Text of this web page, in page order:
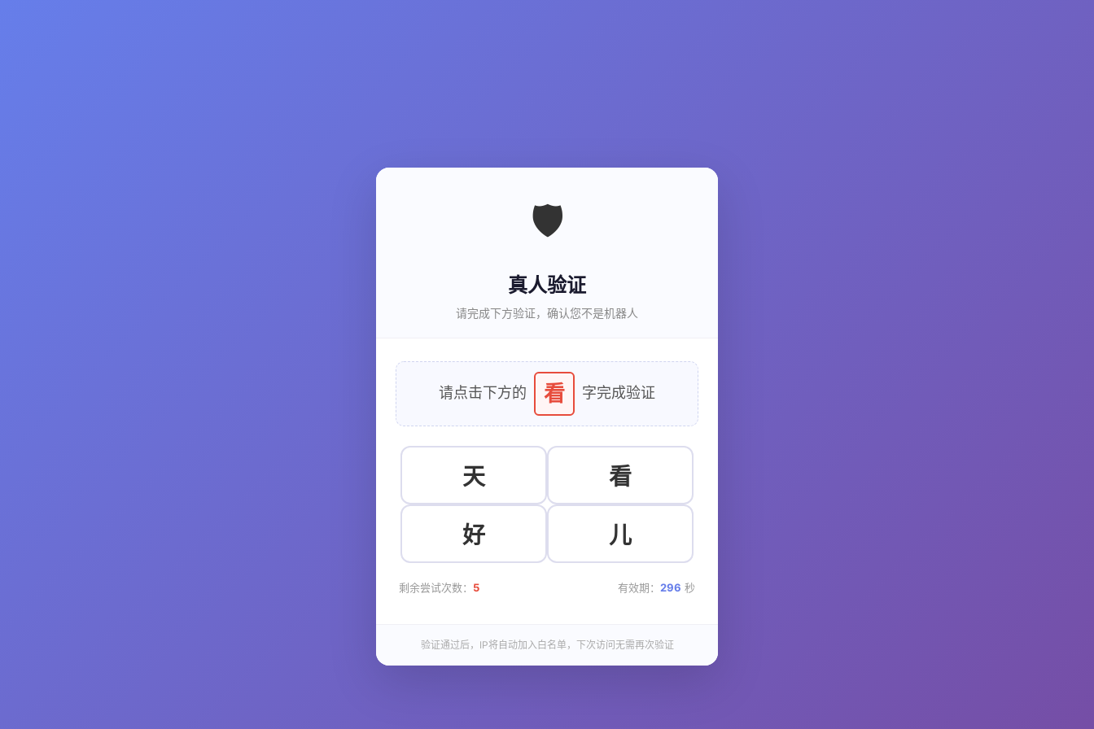
🛡️
真人验证
请完成下方验证，确认您不是机器人
请点击下方的 看 字完成验证
天 看
好 儿
剩余尝试次数： 5 有效期： 296 秒
验证通过后，IP将自动加入白名单，下次访问无需再次验证